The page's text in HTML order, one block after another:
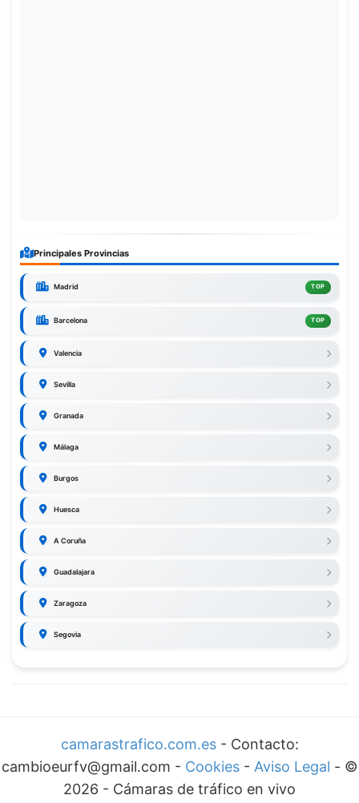
Principales Provincias
Madrid TOP
Barcelona TOP
Valencia
Sevilla
Granada
Málaga
Burgos
Huesca
A Coruña
Guadalajara
Zaragoza
Segovia
camarastrafico.com.es- Contacto:
cambioeurfv@gmail.com - Cookies - Aviso Legal - ©
2026 - Cámaras de tráfico en vivo